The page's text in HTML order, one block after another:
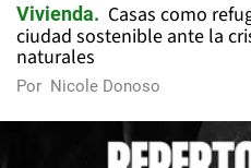
Vivienda
Casas como
ciudad sostenible ante la
naturales
Por Nicole Donoso